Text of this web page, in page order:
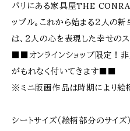
パリにある家具屋THE
ップル。これから始まる２人の
は、２人の心を表現した幸せの
■■オンラインショップ限定！非
がもれなく付いてきます■■
※ミニ版画作品は時期により絵
シートサイズ（絵柄部分のサイズ）